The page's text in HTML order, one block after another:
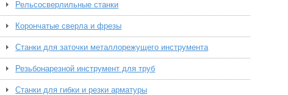
Рельсосверлильные станки
Корончатые сверла и фрезы
Станки для заточки металлорежущего инструмента
Резьбонарезной инструмент для труб
Станки для гибки и резки арматуры